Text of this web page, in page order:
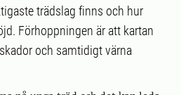
trädslag finns och hur
Förhoppningen är att kartan
och samtidigt värna